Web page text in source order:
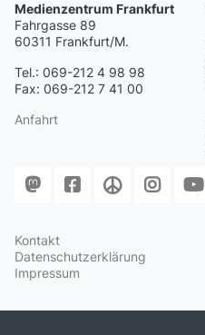
Medienzentrum Frankfurt
Fahrgasse 89
60311 Frankfurt/M.
Tel.: 069-212 4 98 98
Fax: 069-212 7 41 00
Anfahrt
Kontakt
Datenschutzerklärung
Impressum